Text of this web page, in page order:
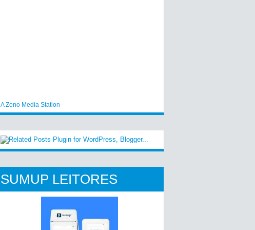
A Zeno Media Station
SUMUP LEITORES